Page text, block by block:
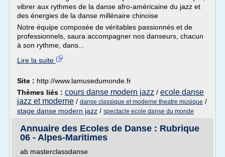
vibrer aux rythmes de la danse afro-américaine du jazz et
des énergies de la danse millénaire chinoise
Notre équipe composée de véritables passionnés et de
professionnels, saura accompagner nos danseurs, chacun
à son rythme, dans...
Lire la suite
Site : http://www.lamusedumonde.fr
Thèmes liés : cours danse modern jazz / ecole danse
jazz et moderne / danse classique et moderne theatre musique /
stage danse modern jazz / spectacle ecole danse du monde
Annuaire des Ecoles de Danse : Rubrique
06 - Alpes-Maritimes
ab masterclassdanse